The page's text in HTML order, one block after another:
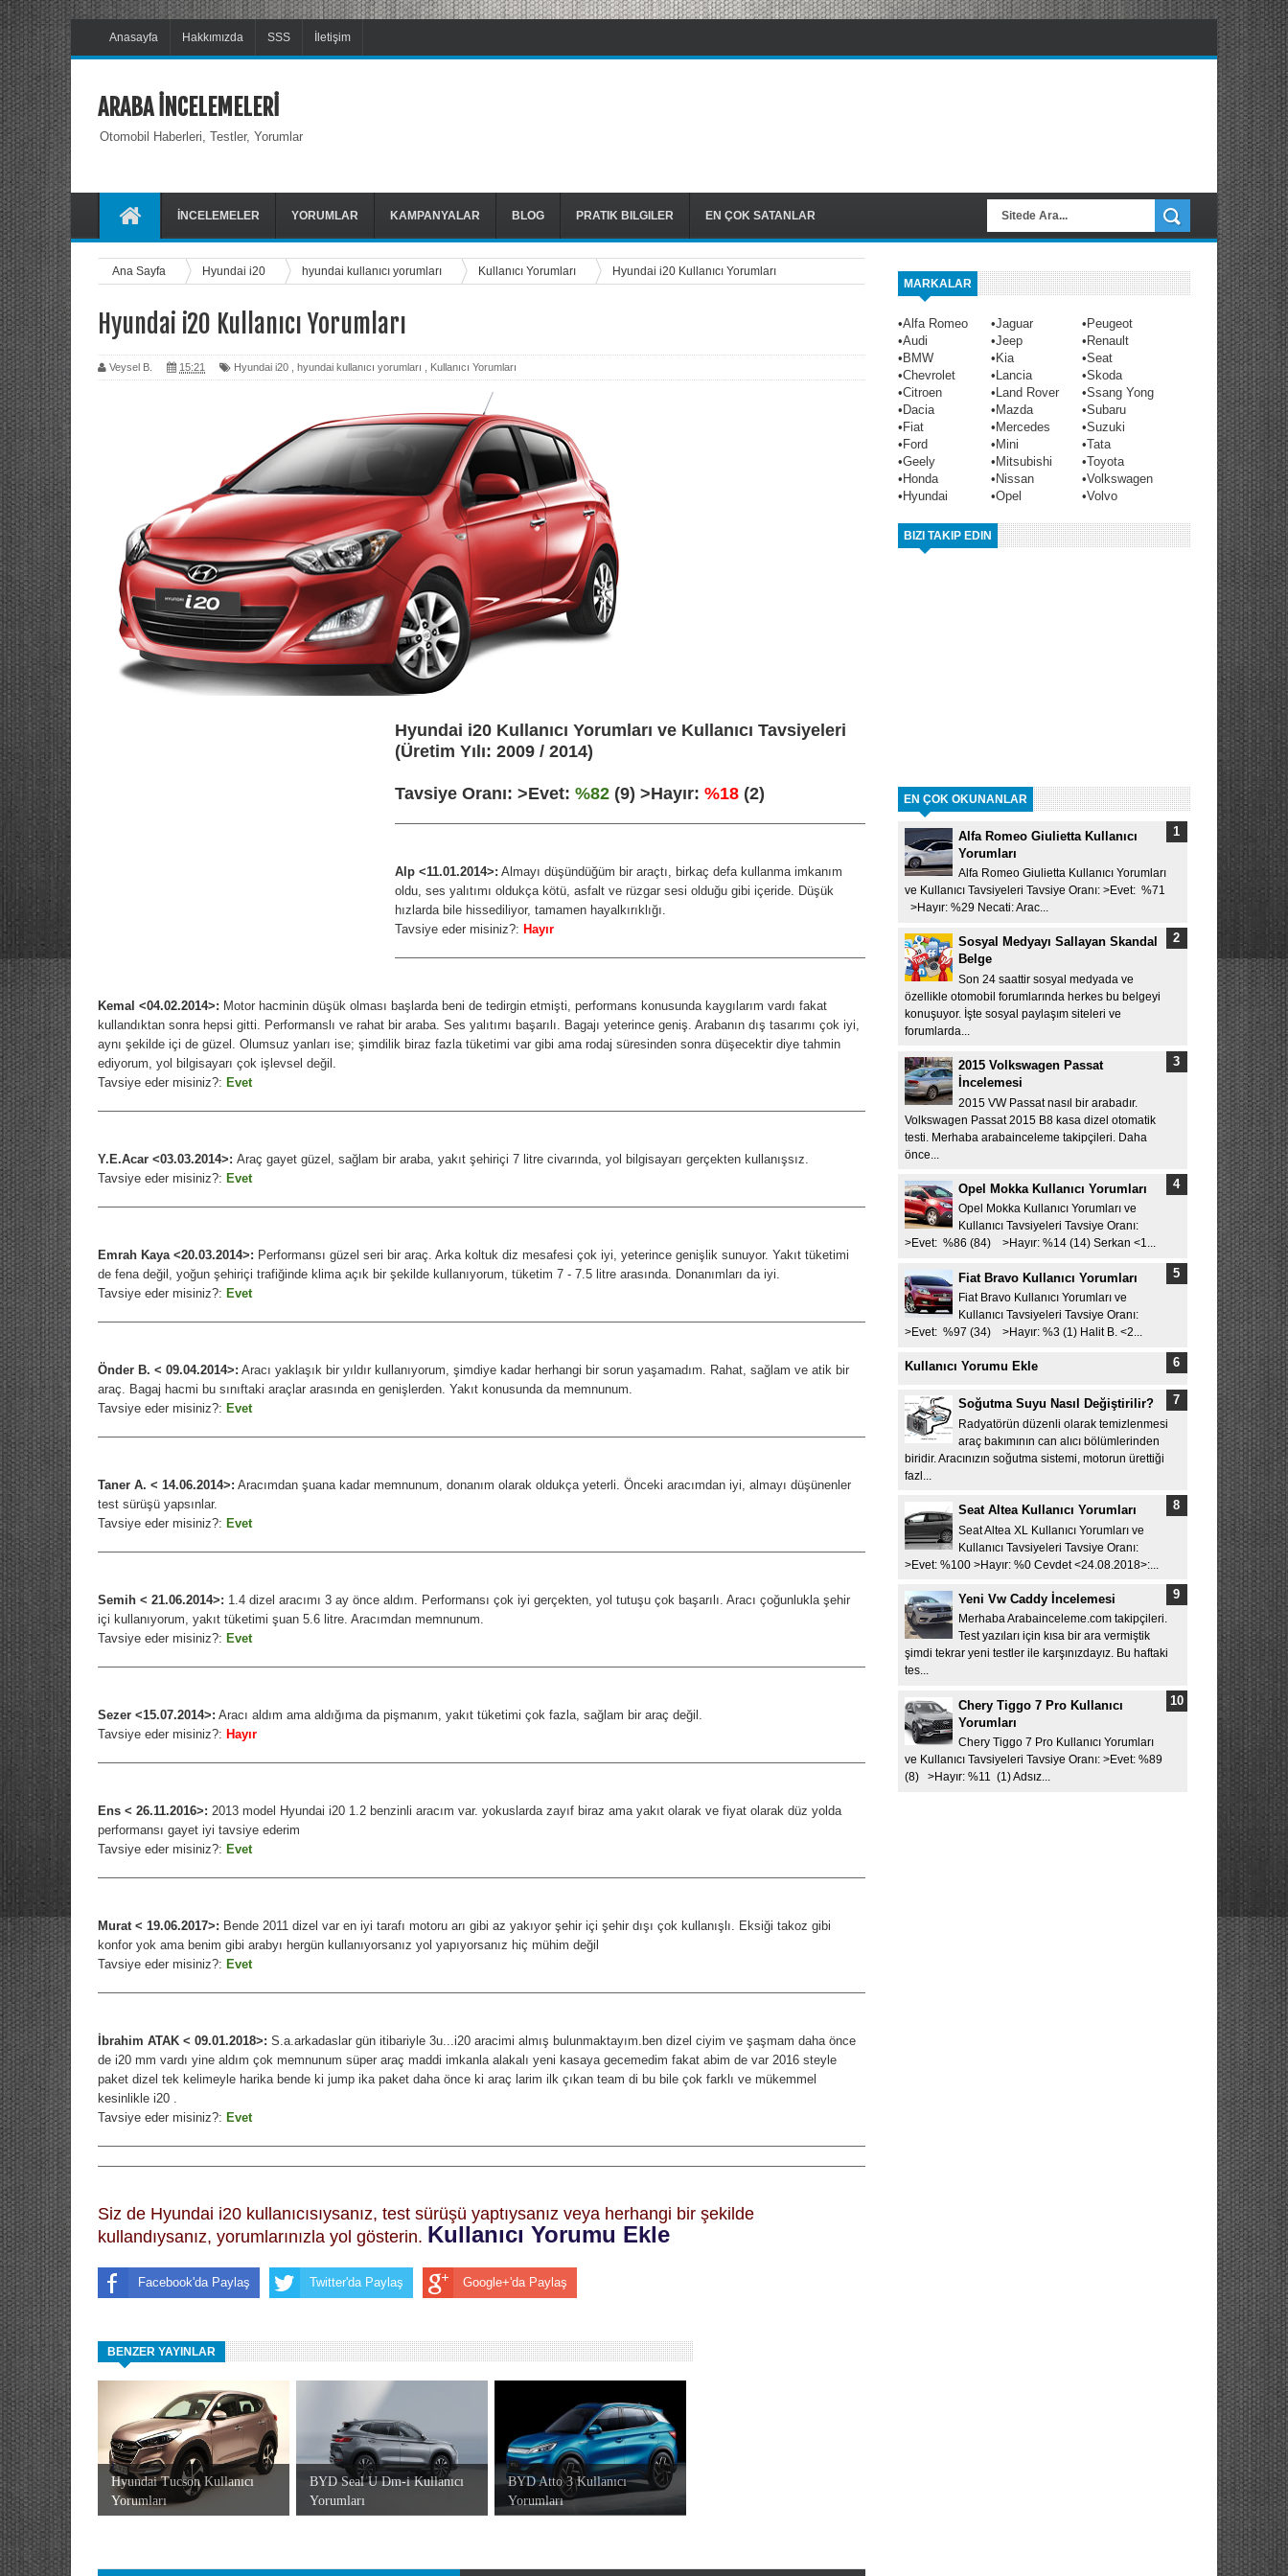
Anasayfa Hakkımızda SSS İletişim
ARABA İNCELEMELERİ
Otomobil Haberleri, Testler, Yorumlar
İNCELEMELER YORUMLAR KAMPANYALAR BLOG PRATIK BILGILER EN ÇOK SATANLAR
Ana Sayfa Hyundai i20 hyundai kullanıcı yorumları Kullanıcı Yorumları Hyundai i20 Kullanıcı Yorumları
Hyundai i20 Kullanıcı Yorumları
Veysel B. 15:21 Hyundai i20 hyundai kullanıcı yorumları Kullanıcı Yorumları
Hyundai i20 Kullanıcı Yorumları ve Kullanıcı Tavsiyeleri
(Üretim Yılı: 2009 / 2014)
Tavsiye Oranı: >Evet: %82 (9) >Hayır: %18 (2)
Alp <11.01.2014>: Almayı düşündüğüm bir araçtı, birkaç defa kullanma imkanım
oldu, ses yalıtımı oldukça kötü, asfalt ve rüzgar sesi olduğu gibi içeride. Düşük
hızlarda bile hissediliyor, tamamen hayalkırıklığı.
Tavsiye eder misiniz?: Hayır
Kemal <04.02.2014>: Motor hacminin düşük olması başlarda beni de tedirgin etmişti, performans konusunda kaygılarım vardı fakat
kullandıktan sonra hepsi gitti. Performanslı ve rahat bir araba. Ses yalıtımı başarılı. Bagajı yeterince geniş. Arabanın dış tasarımı çok iyi,
aynı şekilde içi de güzel. Olumsuz yanları ise; şimdilik biraz fazla tüketimi var gibi ama rodaj süresinden sonra düşecektir diye tahmin
ediyorum, yol bilgisayarı çok işlevsel değil.
Tavsiye eder misiniz?: Evet
Y.E.Acar <03.03.2014>: Araç gayet güzel, sağlam bir araba, yakıt şehiriçi 7 litre civarında, yol bilgisayarı gerçekten kullanışsız.
Tavsiye eder misiniz?: Evet
Emrah Kaya <20.03.2014>: Performansı güzel seri bir araç. Arka koltuk diz mesafesi çok iyi, yeterince genişlik sunuyor. Yakıt tüketimi
de fena değil, yoğun şehiriçi trafiğinde klima açık bir şekilde kullanıyorum, tüketim 7 - 7.5 litre arasında. Donanımları da iyi.
Tavsiye eder misiniz?: Evet
Önder B. < 09.04.2014>: Aracı yaklaşık bir yıldır kullanıyorum, şimdiye kadar herhangi bir sorun yaşamadım. Rahat, sağlam ve atik bir
araç. Bagaj hacmi bu sınıftaki araçlar arasında en genişlerden. Yakıt konusunda da memnunum.
Tavsiye eder misiniz?: Evet
Taner A. < 14.06.2014>: Aracımdan şuana kadar memnunum, donanım olarak oldukça yeterli. Önceki aracımdan iyi, almayı düşünenler
test sürüşü yapsınlar.
Tavsiye eder misiniz?: Evet
Semih < 21.06.2014>: 1.4 dizel aracımı 3 ay önce aldım. Performansı çok iyi gerçekten, yol tutuşu çok başarılı. Aracı çoğunlukla şehir
içi kullanıyorum, yakıt tüketimi şuan 5.6 litre. Aracımdan memnunum.
Tavsiye eder misiniz?: Evet
Sezer <15.07.2014>: Aracı aldım ama aldığıma da pişmanım, yakıt tüketimi çok fazla, sağlam bir araç değil.
Tavsiye eder misiniz?: Hayır
Ens < 26.11.2016>: 2013 model Hyundai i20 1.2 benzinli aracım var. yokuslarda zayıf biraz ama yakıt olarak ve fiyat olarak düz yolda
performansı gayet iyi tavsiye ederim
Tavsiye eder misiniz?: Evet
Murat < 19.06.2017>: Bende 2011 dizel var en iyi tarafı motoru arı gibi az yakıyor şehir içi şehir dışı çok kullanışlı. Eksiği takoz gibi
konfor yok ama benim gibi arabyı hergün kullanıyorsanız yol yapıyorsanız hiç mühim değil
Tavsiye eder misiniz?: Evet
İbrahim ATAK < 09.01.2018>: S.a.arkadaslar gün itibariyle 3u...i20 aracimi almış bulunmaktayım.ben dizel ciyim ve şaşmam daha önce
de i20 mm vardı yine aldım çok memnunum süper araç maddi imkanla alakalı yeni kasaya gecemedim fakat abim de var 2016 steyle
paket dizel tek kelimeyle harika bende ki jump ika paket daha önce ki araç larim ilk çıkan team di bu bile çok farklı ve mükemmel
kesinlikle i20 .
Tavsiye eder misiniz?: Evet
Siz de Hyundai i20 kullanıcısıysanız, test sürüşü yaptıysanız veya herhangi bir şekilde
kullandıysanız, yorumlarınızla yol gösterin. Kullanıcı Yorumu Ekle
Facebook'da Paylaş Twitter'da Paylaş Google+'da Paylaş
BENZER YAYINLAR
Hyundai Tucson Kullanıcı
Yorumları
BYD Seal U Dm-i Kullanıcı
Yorumları
BYD Atto 3 Kullanıcı
Yorumları
MARKALAR
•Alfa Romeo •Jaguar •Peugeot
•Audi •Jeep •Renault
•BMW •Kia •Seat
•Chevrolet •Lancia •Skoda
•Citroen •Land Rover •Ssang Yong
•Dacia •Mazda •Subaru
•Fiat •Mercedes •Suzuki
•Ford •Mini •Tata
•Geely •Mitsubishi •Toyota
•Honda •Nissan •Volkswagen
•Hyundai •Opel •Volvo
BIZI TAKIP EDIN
EN ÇOK OKUNANLAR
Alfa Romeo Giulietta Kullanıcı
Yorumları
Alfa Romeo Giulietta Kullanıcı Yorumları
ve Kullanıcı Tavsiyeleri Tavsiye Oranı: >Evet: %71
>Hayır: %29 Necati: Arac...
Sosyal Medyayı Sallayan Skandal
Belge
Son 24 saattir sosyal medyada ve
özellikle otomobil forumlarında herkes bu belgeyi
konuşuyor. İşte sosyal paylaşım siteleri ve
forumlarda...
2015 Volkswagen Passat
İncelemesi
2015 VW Passat nasıl bir arabadır.
Volkswagen Passat 2015 B8 kasa dizel otomatik
testi. Merhaba arabainceleme takipçileri. Daha
önce...
Opel Mokka Kullanıcı Yorumları
Opel Mokka Kullanıcı Yorumları ve
Kullanıcı Tavsiyeleri Tavsiye Oranı:
>Evet: %86 (84) >Hayır: %14 (14) Serkan <1...
Fiat Bravo Kullanıcı Yorumları
Fiat Bravo Kullanıcı Yorumları ve
Kullanıcı Tavsiyeleri Tavsiye Oranı:
>Evet: %97 (34) >Hayır: %3 (1) Halit B. <2...
Kullanıcı Yorumu Ekle
Soğutma Suyu Nasıl Değiştirilir?
Radyatörün düzenli olarak temizlenmesi
araç bakımının can alıcı bölümlerinden
biridir. Aracınızın soğutma sistemi, motorun ürettiği
fazl...
Seat Altea Kullanıcı Yorumları
Seat Altea XL Kullanıcı Yorumları ve
Kullanıcı Tavsiyeleri Tavsiye Oranı:
>Evet: %100 >Hayır: %0 Cevdet <24.08.2018>:...
Yeni Vw Caddy İncelemesi
Merhaba Arabainceleme.com takipçileri.
Test yazıları için kısa bir ara vermiştik
şimdi tekrar yeni testler ile karşınızdayız. Bu haftaki
tes...
Chery Tiggo 7 Pro Kullanıcı
Yorumları
Chery Tiggo 7 Pro Kullanıcı Yorumları
ve Kullanıcı Tavsiyeleri Tavsiye Oranı: >Evet: %89
(8) >Hayır: %11 (1) Adsız...